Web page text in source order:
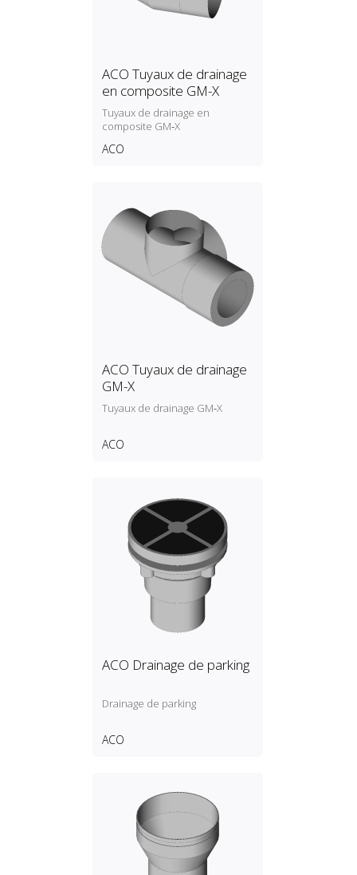
ACO Tuyaux de drainage
en composite GM-X
Tuyaux de drainage en
composite GM‑X
ACO
ACO Tuyaux de drainage
GM-X
Tuyaux de drainage GM‑X
ACO
ACO Drainage de parking
Drainage de parking
ACO